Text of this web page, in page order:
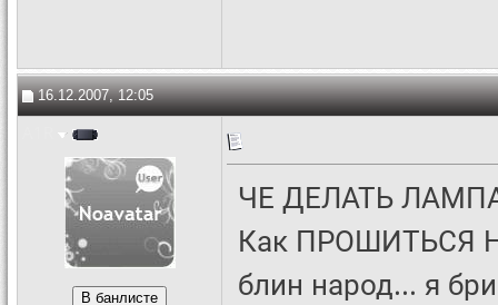
16.12.2007, 12:05
ЧЕ ДЕЛАТЬ
Как ПРОШИТЬСЯ
блин народ... я